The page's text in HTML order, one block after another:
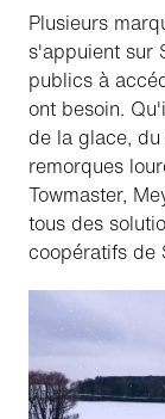
Plusieurs
s'appuient sur
publics à
ont besoin.
de la glace,
remorques
Towmaster,
tous des
coopératifs de